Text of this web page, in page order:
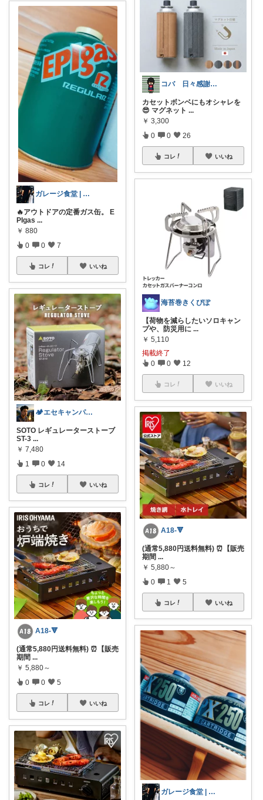
ガレージ食堂 | 開業準備中
🔥アウトドアの定番ガス缶。 E
PIgas ...
￥ 880
0 0 7
コレ いいね
🏕️エセキャンパー🏕️わーくん🏕️
SOTO レギュレーターストーブ
ST-3 ...
￥ 7,480
1 0 14
コレ いいね
A18-🔻
(通常5,880円送料無料) ⏰【販売
期間 ...
￥ 5,880～
0 0 5
コレ いいね
コバ 日々感謝✨私のすきなもの帖✨
カセットボンベにもオシャレを
😎 マグネット ...
￥ 3,300
0 0 26
コレ いいね
海苔巻きくぴぽ
【荷物を減らしたいソロキャン
プや、防災用に ...
￥ 5,110
掲載終了
0 0 12
コレ いいね
A18-🔻
(通常5,880円送料無料) ⏰【販売
期間 ...
￥ 5,880～
0 1 5
コレ いいね
ガレージ食堂 | 開業準備中